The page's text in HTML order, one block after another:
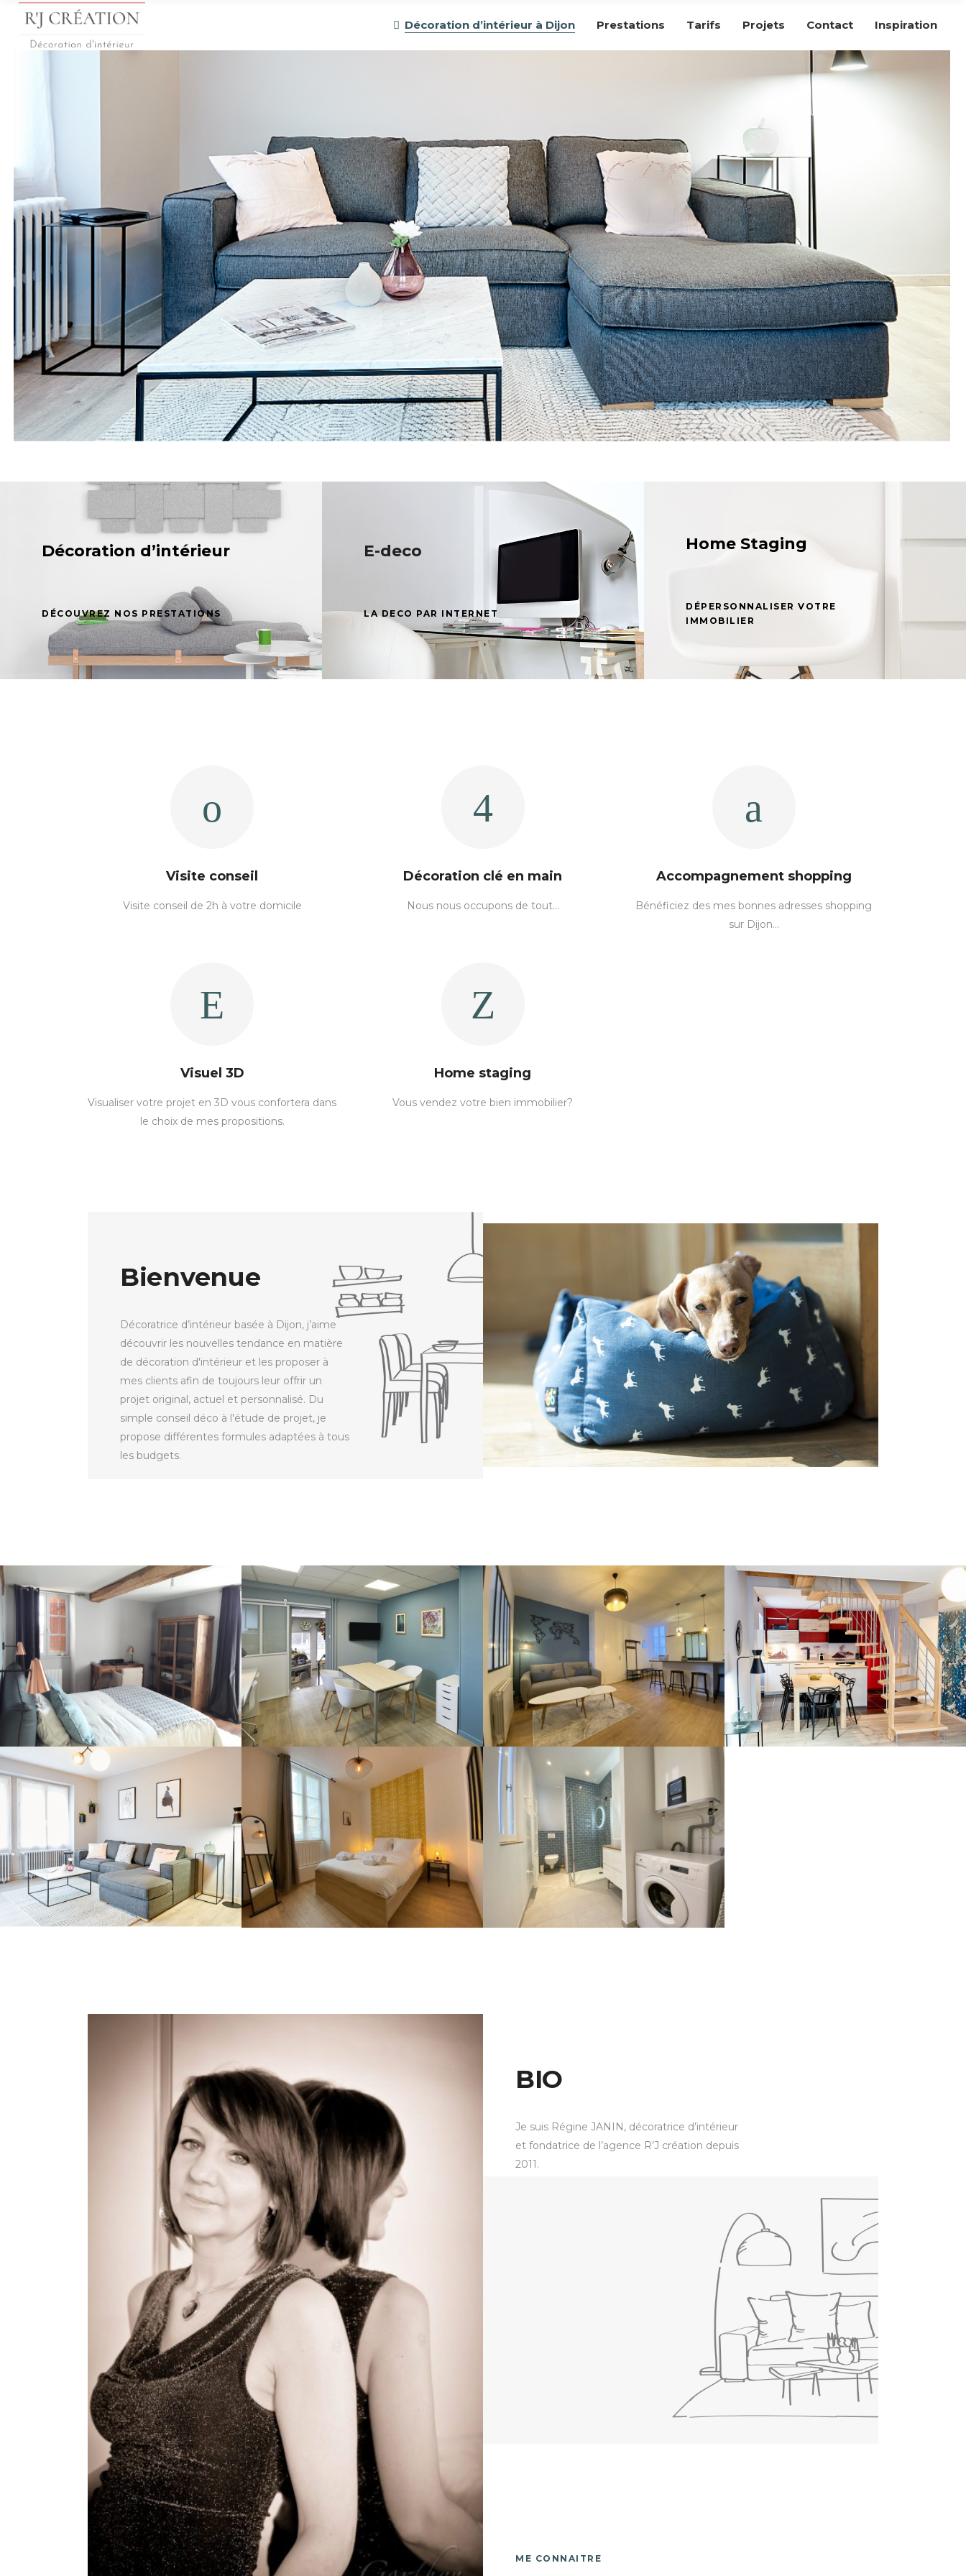
Décoration d’intérieur à Dijon Prestations Tarifs Projets Contact Inspiration
Décoration d’intérieur
DÉCOUVREZ NOS PRESTATIONS
E-deco
LA DECO PAR INTERNET
Home Staging
DÉPERSONNALISER VOTRE
IMMOBILIER
Visite conseil
Visite conseil de 2h à votre domicile
Décoration clé en main
Nous nous occupons de tout…
Accompagnement shopping
Bénéficiez des mes bonnes adresses shopping
sur Dijon…
Visuel 3D
Visualiser votre projet en 3D vous confortera dans
le choix de mes propositions.
Home staging
Vous vendez votre bien immobilier?
Bienvenue
Décoratrice d’intérieur basée à Dijon, j’aime
découvrir les nouvelles tendance en matière
de décoration d'intérieur et les proposer à
mes clients afin de toujours leur offrir un
projet original, actuel et personnalisé. Du
simple conseil déco à l'étude de projet, je
propose différentes formules adaptées à tous
les budgets.
BIO
Je suis Régine JANIN, décoratrice d’intérieur
et fondatrice de l’agence R’J création depuis
2011.
ME CONNAITRE